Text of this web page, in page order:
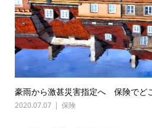
豪雨から激甚災害指定へ 保険でど
2020.07.07 保険